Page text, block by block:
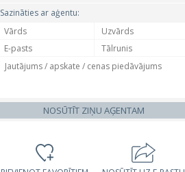
Sazināties ar aģentu: